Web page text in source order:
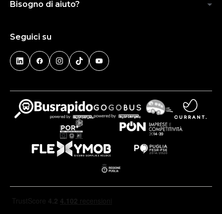
Bisogno di aiuto?
Seguici su